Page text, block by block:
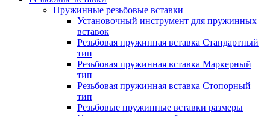
Пружинные резьбовые вставки
Установочный инструмент для пружинных
вставок
Резьбовая пружинная вставка Стандартный
тип
Резьбовая пружинная вставка Маркерный
тип
Резьбовая пружинная вставка Стопорный
тип
Резьбовые пружинные вставки размеры